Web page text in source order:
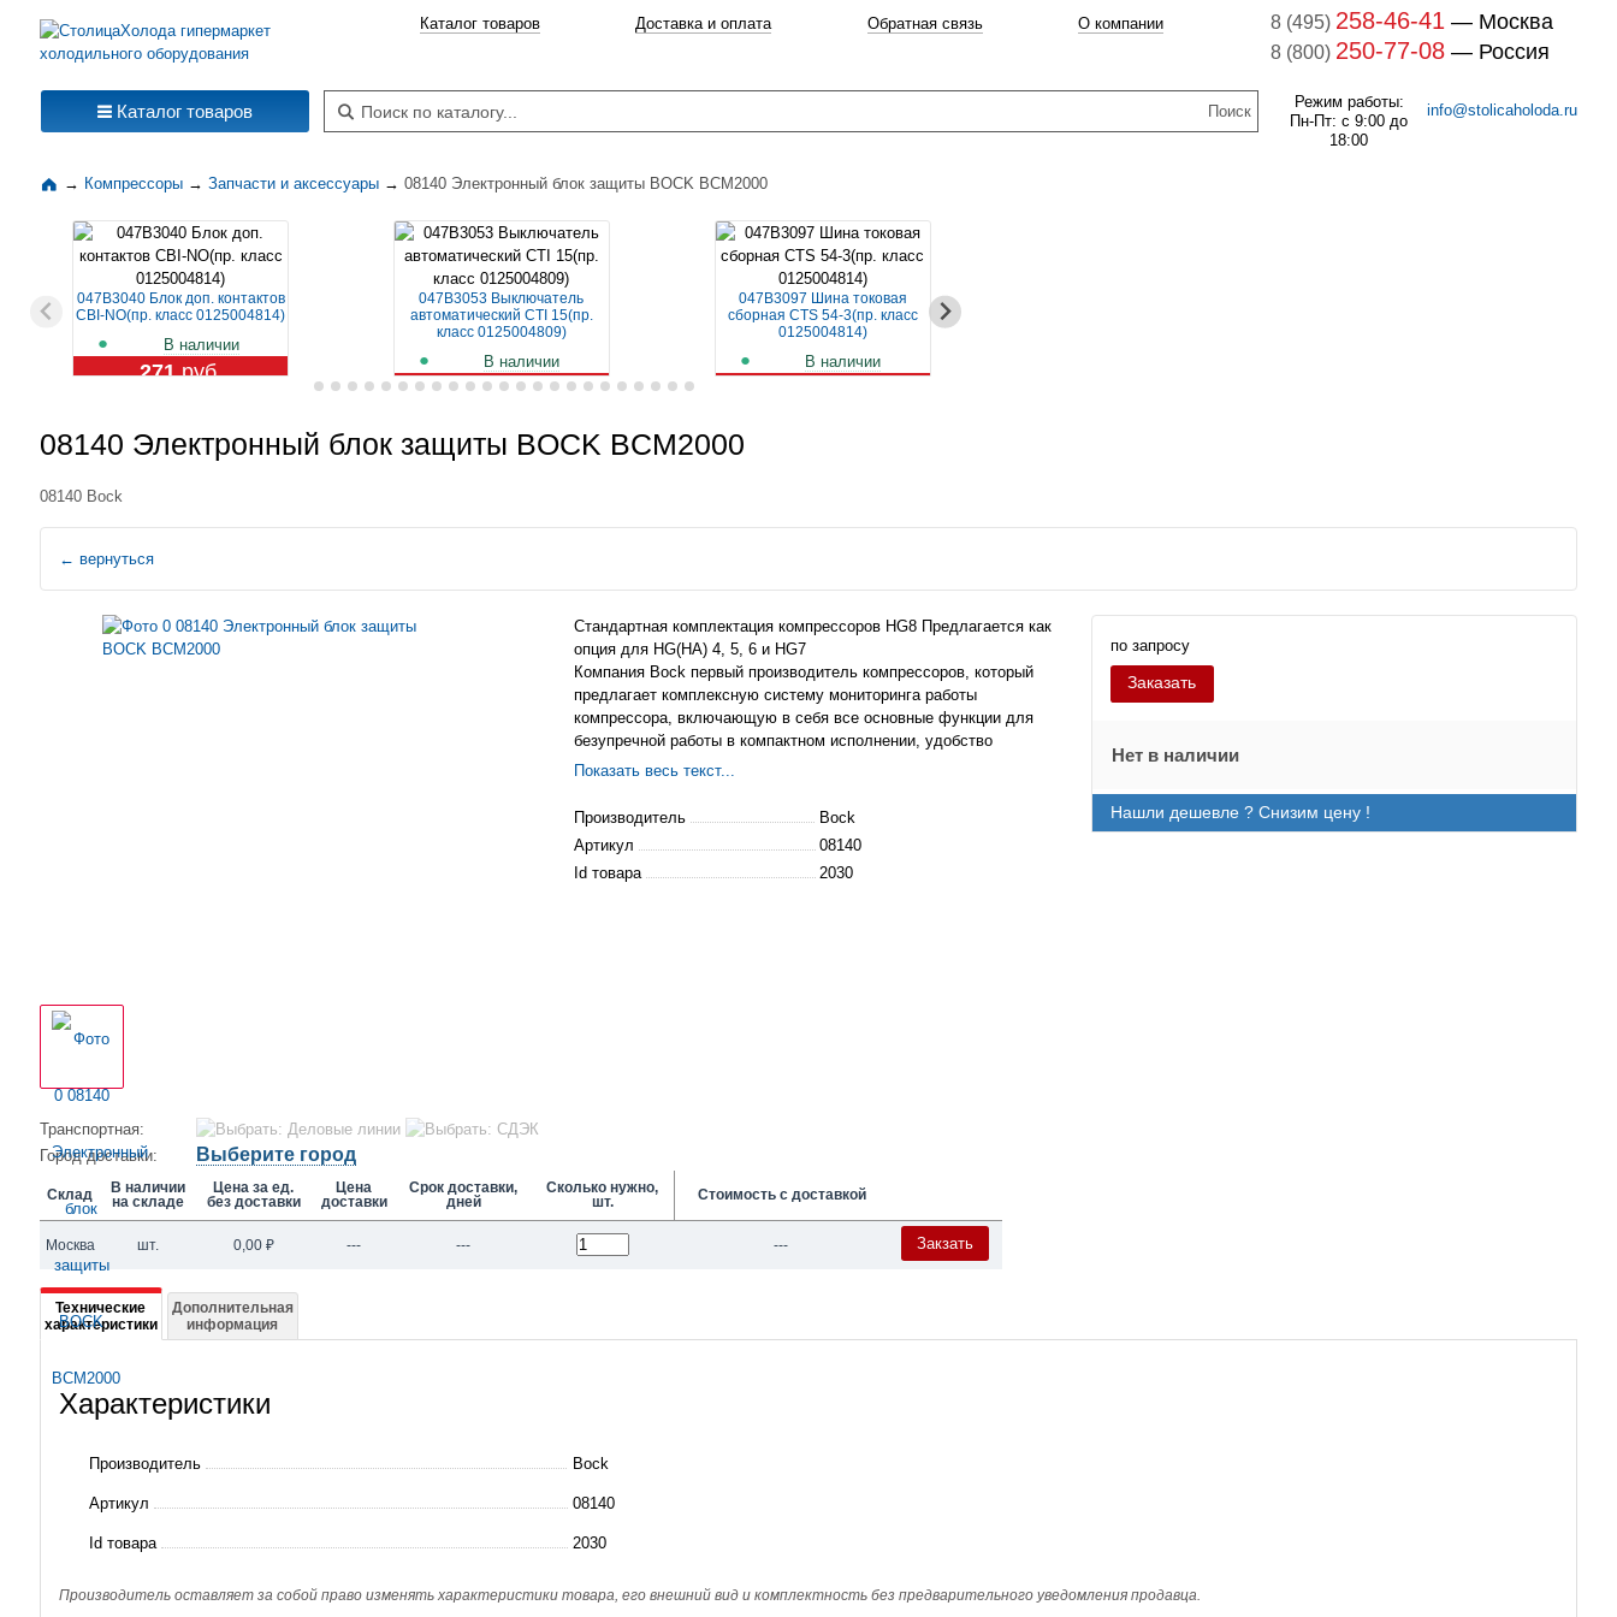
Каталог товаров Доставка и оплата Обратная связь О компании
Поиск по каталогу
8 (495) 258-46-41 — Москва
8 (800) 250-77-08 — Россия
Режим работы:
Пн-Пт: с 9:00 до
18:00
info@stolicaholoda.ru
Каталог товаров
→ Компрессоры → Запчасти и аксессуары → 08140 Электронный блок защиты BOCK BCM2000
047B3040 Блок доп. контактов
CBI-NO(пр. класс 0125004814)
В наличии
271руб.
047B3053 Выключатель
автоматический CTI 15(пр.
класс 0125004809)
В наличии
1 119 руб.
047B3097 Шина токовая
сборная CTS 54-3(пр. класс
0125004814)
В наличии
08140 Электронный блок защиты BOCK BCM2000
08140 Bock
← вернуться
Стандартная комплектация компрессоров HG8 Предлагается как
опция для HG(HA) 4, 5, 6 и HG7
Компания Bock первый производитель компрессоров, который
предлагает комплексную систему мониторинга работы
компрессора, включающую в себя все основные функции для
безупречной работы вкомпактном исполнении, удобство
использования и экономичность.
Показать весь текст...
Производитель
Bock
Артикул
08140
Id товара
2030
по запросу
Заказать
Нет в наличии
Нашли дешевле ? Снизим цену !
Транспортная:
Город доставки:
Выберите город
Склад
В наличии
на складе
Цена за ед.
без доставки
Цена
доставки
Срок доставки,
дней
Сколько нужно,
шт.
Стоимость с доставкой
Москва шт. 0,00 ₽ --- --- --- Закзать
Подробная
информация
о
08140
защиты
BOCK
BCM2000
Технические
характеристики
Дополнительная
информация
Характеристики
Производитель Bock
Артикул 08140
Id товара 2030
Производитель оставляет за собой право изменять характеристики товара, его внешний вид и комплектность без предварительного уведомления продавца.